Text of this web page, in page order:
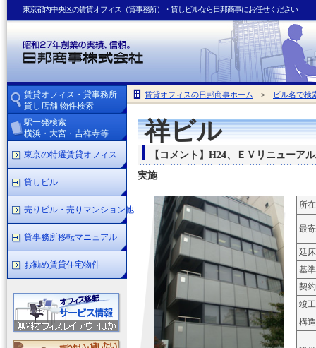
東京都内中央区の賃貸オフィス（貸事務所）・貸しビルなら日邦商事にお任せください
賃貸オフィスの日邦商事ホーム > ビル名で検
祥ビル
【コメント】H24、ＥＶリニューア
実施
所
最
延床
基
契
竣工
構
賃貸オフィス・貸事務所
貸し店舗 物件検索
駅一発検索
横浜・大宮・吉祥寺等
東京の特選賃貸オフィス
貸しビル
売りビル・売りマンション他
貸事務所移転マニュアル
お勧め賃貸住宅物件